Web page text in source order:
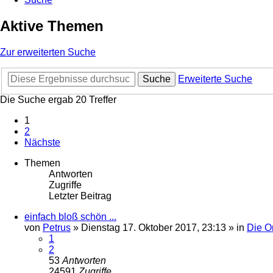
Aktive Themen
Zur erweiterten Suche
Suche
Erweiterte Suche
Die Suche ergab 20 Treffer
1
2
Nächste
Themen
Antworten
Zugriffe
Letzter Beitrag
einfach bloß schön ...
von Petrus » Dienstag 17. Oktober 2017, 23:13 » in Die
1
2
53 Antworten